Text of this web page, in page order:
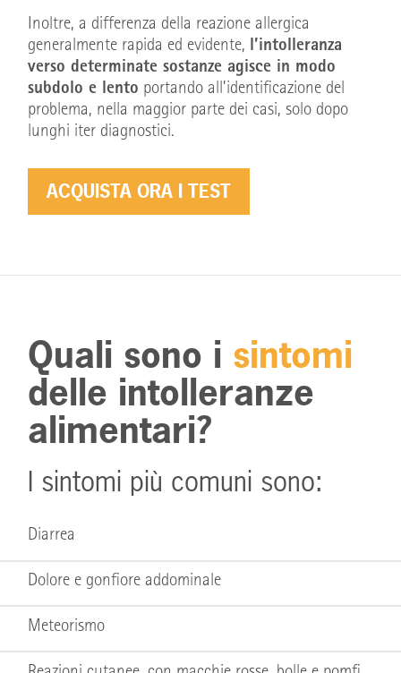
Inoltre, a differenza della reazione allergica
generalmente rapida ed evidente, l’intolleranza
verso determinate sostanze agisce in modo
subdolo e lento portando all’identificazione del
problema, nella maggior parte dei casi, solo dopo
lunghi iter diagnostici.
ACQUISTA ORA I TEST
Quali sono i sintomi
delle intolleranze
alimentari?
I sintomi più comuni sono:
Diarrea
Dolore e gonfiore addominale
Meteorismo